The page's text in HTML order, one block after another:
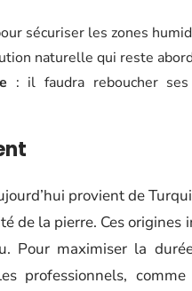
sécuriser les zones
naturelle qui reste
: il faudra reboucher
provient de
de la pierre. Ces
Pour maximiser la
professionnels,